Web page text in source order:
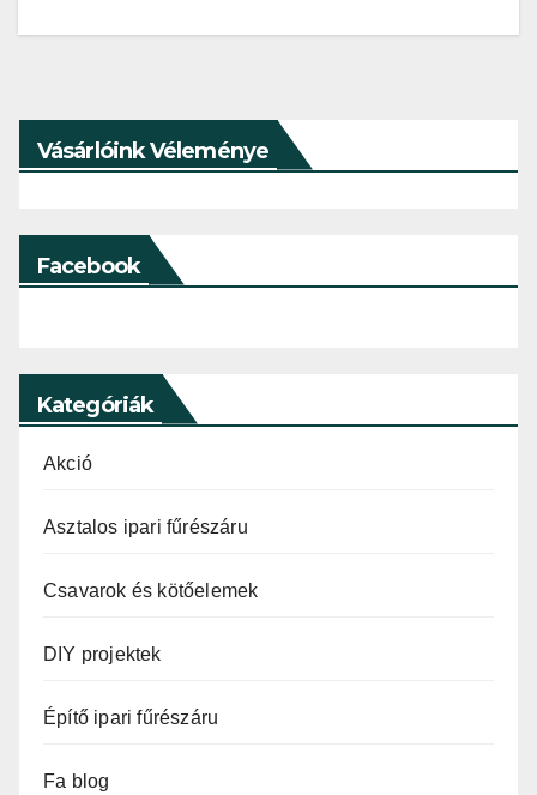
Vásárlóink Véleménye
Facebook
Kategóriák
Akció
Asztalos ipari fűrészáru
Csavarok és kötőelemek
DIY projektek
Építő ipari fűrészáru
Fa blog